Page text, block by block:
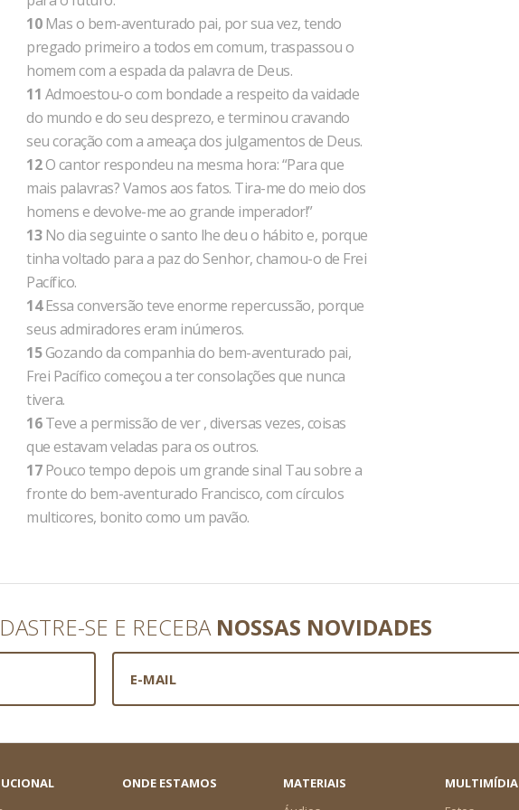
10Mas o bem-aventurado pai, por sua vez, tendo
pregado primeiro a todos em comum, traspassou o
homem com a espada da palavra de Deus.
11 Admoestou-o com bondade a respeito da vaidade
do mundo e do seu desprezo, e terminou cravando
seu coração com a ameaça dos julgamentos de Deus.
12O cantor respondeu na mesma hora: “Para que
mais palavras? Vamos aos fatos. Tira-me do meio dos
homens e devolve-me ao grande imperador!”
13No dia seguinte o santo lhe deu o hábito e, porque
tinha voltado para a paz do Senhor, chamou-o de Frei
Pacífico.
14Essa conversão teve enorme repercussão, porque
seus admiradores eram inúmeros.
15Gozando da companhia do bem-aventurado pai,
Frei Pacífico começou a ter consolações que nunca
tivera.
16Teve a permissão de ver , diversas vezes, coisas
que estavam veladas para os outros.
17Pouco tempo depois um grande sinal Tau sobre a
fronte do bem-aventurado Francisco, com círculos
multicores, bonito como um pavão.
SE E RECEBA NOSSAS NOVIDADES
ONDE ESTAMOS
MATERIAIS
MULTIMÍDIA